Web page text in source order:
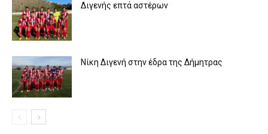
Διγενής επτά αστέρων
Νίκη Διγενή στην έδρα της Δήμητρας